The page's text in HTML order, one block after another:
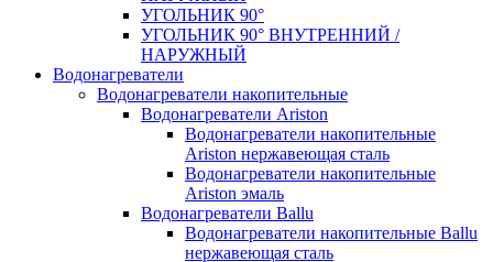
УГОЛЬНИК 90°
УГОЛЬНИК 90° ВНУТРЕННИЙ /
НАРУЖНЫЙ
Водонагреватели
Водонагреватели накопительные
Водонагреватели Ariston
Водонагреватели накопительные
Ariston нержавеющая сталь
Водонагреватели накопительные
Ariston эмаль
Водонагреватели Ballu
Водонагреватели накопительные Ballu
нержавеющая сталь